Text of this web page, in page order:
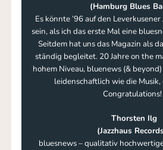
(Hamburg Blues
Es könnte ’96 auf den
sein, als ich das erste Mal eine
Seitdem hat uns das Magazin als
ständig begleitet. 20 Jahre on the
hohem Niveau, bluenews (&
leidenschaftlich wie die
Congratulations!
Thorsten Ilg
(Jazzhaus
bluesnews – qualitativ